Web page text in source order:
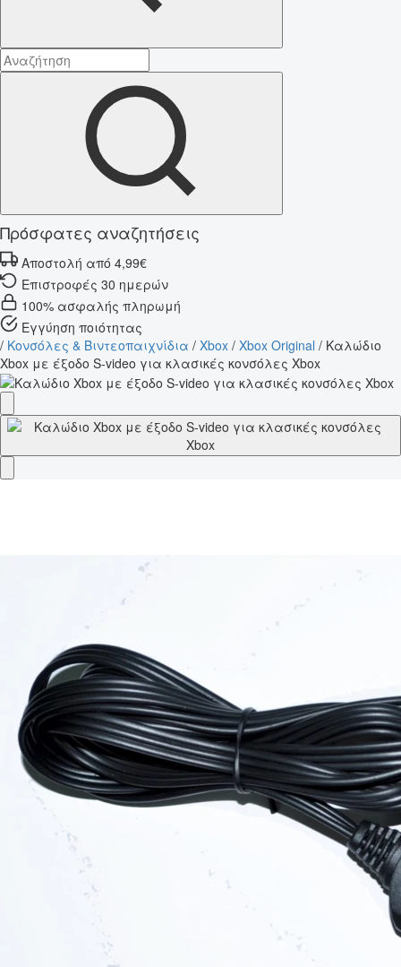
Πρόσφατες αναζητήσεις
Αποστολή από 4,99€
Επιστροφές 30 ημερών
100% ασφαλής πληρωμή
Εγγύηση ποιότητας
/ Κονσόλες & Βιντεοπαιχνίδια / Xbox / Xbox Original / Καλώδιο
Xbox με έξοδο S-video για κλασικές κονσόλες Xbox